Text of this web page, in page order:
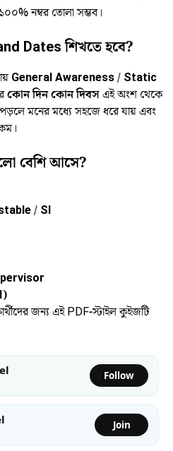
নম্বর তোলা সম্ভব।
Dates শিখতে হবে?
General Awareness / Static
কোন দিন কোন দিবসএই অংশ থেকে
পড়লে মনের মধ্যে সহজে ধরে যায় এবং
বেশি আসে?
/ SI
জন্য এই PDF-স্টাইল কুইজটি
Follow
Join